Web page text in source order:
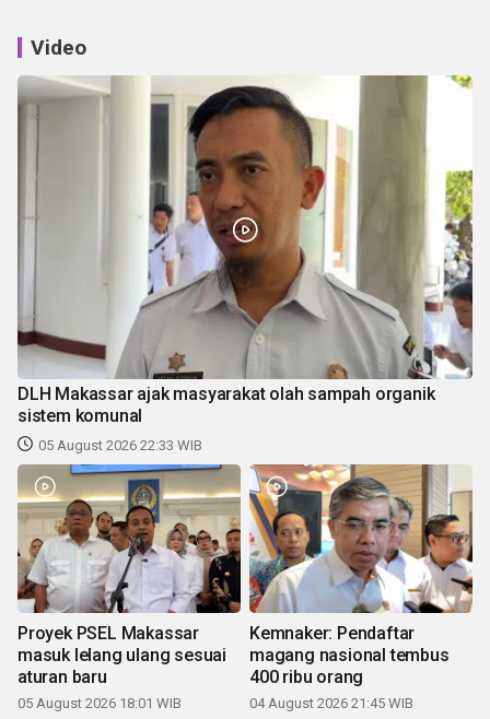
Video
DLH Makassar ajak masyarakat olah sampah organik
sistem komunal
05 August 2026 22:33 WIB
Proyek PSEL Makassar
masuk lelang ulang sesuai
aturan baru
05 August 2026 18:01 WIB
Kemnaker: Pendaftar
magang nasional tembus
400 ribu orang
04 August 2026 21:45 WIB